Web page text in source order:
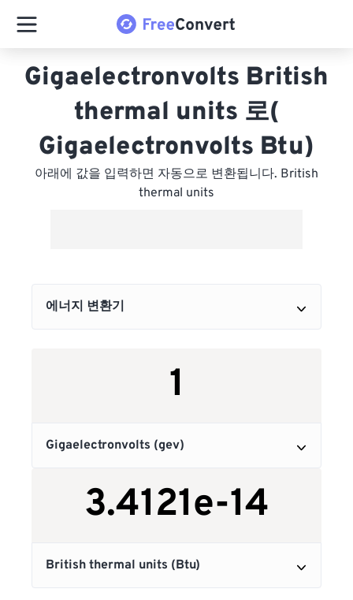
Gigaelectronvolts British
thermal units 로(
Gigaelectronvolts Btu)
아래에 값을 입력하면 자동으로 변환됩니다. British
thermal units